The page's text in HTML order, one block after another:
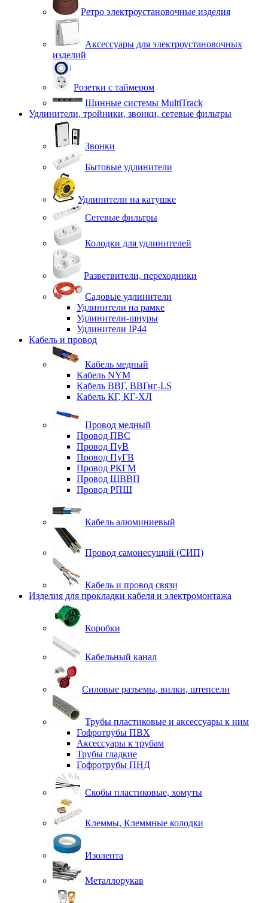
Ретро электроустановочные изделия
Аксессуары для электроустановочных
изделий
Розетки с таймером
Шинные системы MultiTrack
Удлинители, тройники, звонки, сетевые фильтры
Звонки
Бытовые удлинители
Удлинители на катушке
Сетевые фильтры
Колодки для удлинителей
Разветвители, переходники
Садовые удлинители
Удлинители на рамке
Удлинители-шнуры
Удлинители IP44
Кабель и провод
Кабель медный
Кабель NYM
Кабель ВВГ, ВВГнг-LS
Кабель КГ, КГ-ХЛ
Провод медный
Провод ПВС
Провод ПуВ
Провод ПуГВ
Провод РКГМ
Провод ШВВП
Провод РПШ
Кабель алюминиевый
Провод самонесущий (СИП)
Кабель и провод связи
Изделия для прокладки кабеля и электромонтажа
Коробки
Кабельный канал
Силовые разъемы, вилки, штепсели
Трубы пластиковые и аксессуары к ним
Гофротрубы ПВХ
Аксессуары к трубам
Трубы гладкие
Гофротрубы ПНД
Скобы пластиковые, хомуты
Клеммы, Клеммные колодки
Изолента
Металлорукав